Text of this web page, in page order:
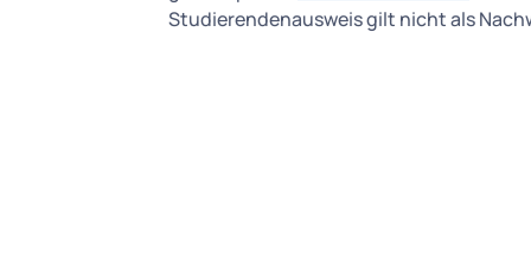
Studierendenausweis gilt nicht als